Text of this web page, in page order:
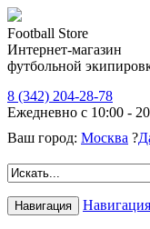
Football Store
Интернет-магазин
футбольной
8 (342) 204-28-78
Ежедневно с 10:00 -
Ваш город: Москва ?
Навигация